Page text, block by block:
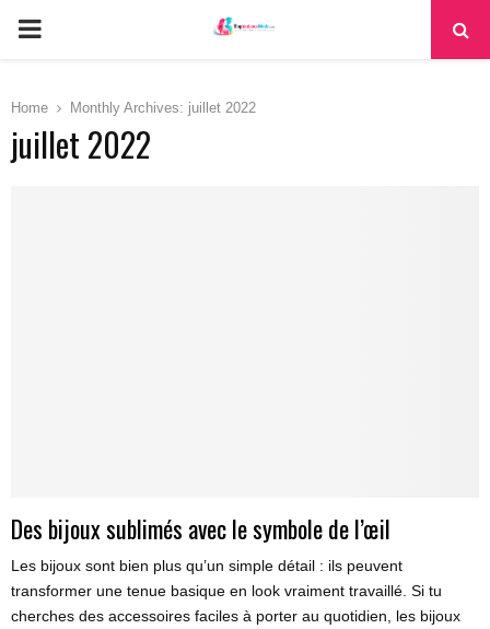
PRIMARY
Home Monthly Archives: juillet 2022
juillet 2022
Des bijoux sublimés avec le symbole de l’œil
Les bijoux sont bien plus qu’un simple détail : ils peuvent
transformer une tenue basique en look vraiment travaillé. Si tu
cherches des accessoires faciles à porter au quotidien, les bijoux